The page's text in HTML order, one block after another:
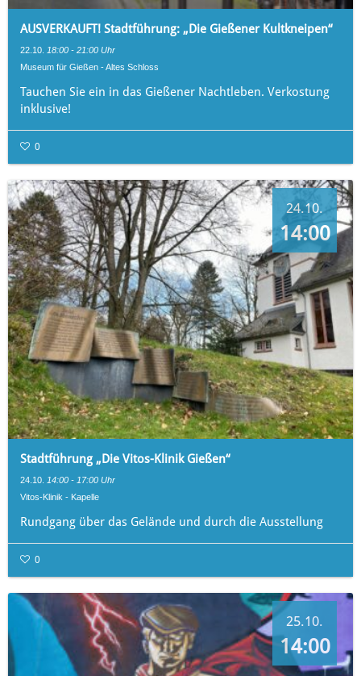
AUSVERKAUFT! Stadtführung: „Die Gießener Kultkneipen“
22.10. 18:00 - 21:00 Uhr
Museum für Gießen - Altes Schloss
Tauchen Sie ein in das Gießener Nachtleben. Verkostung
inklusive!
0
24.10.
14:00
Stadtführung „Die Vitos-Klinik Gießen“
24.10. 14:00 - 17:00 Uhr
Vitos-Klinik - Kapelle
Rundgang über das Gelände und durch die Ausstellung
0
25.10.
14:00